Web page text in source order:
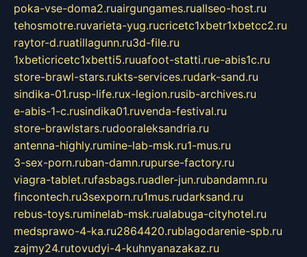
poka-vse-doma2.ruairgungames.ruallseo-host.ru
tehosmotre.ruvarieta-yug.rucricetc1xbetr1xbetcc2.ru
raytor-d.ruatillagunn.ru3d-file.ru
1xbeticricetc1xbetti5.ruuafoot-statti.rue-abis1c.ru
store-brawl-stars.rukts-services.rudark-sand.ru
sindika-01.rusp-life.rux-legion.rusib-archives.ru
e-abis-1-c.rusindika01.ruvenda-festival.ru
store-brawlstars.rudooraleksandria.ru
antenna-highly.rumine-lab-msk.ru1-mus.ru
3-sex-porn.ruban-damn.rupurse-factory.ru
viagra-tablet.rufasbags.ruadler-jun.rubandamn.ru
fincontech.ru3sexporn.ru1mus.rudarksand.ru
rebus-toys.ruminelab-msk.rualabuga-cityhotel.ru
medsprawo-4-ka.ru2864420.rublagodarenie-spb.ru
zajmy24.rutovudyi-4-kuhnyanazakaz.ru